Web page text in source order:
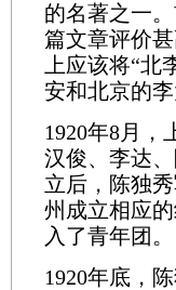
的名著之一
篇文章评价
上应该将“
安和北京的李
1920年8月，
汉俊、李达
立后，陈独
州成立相应
入了青年团。
1920年底，